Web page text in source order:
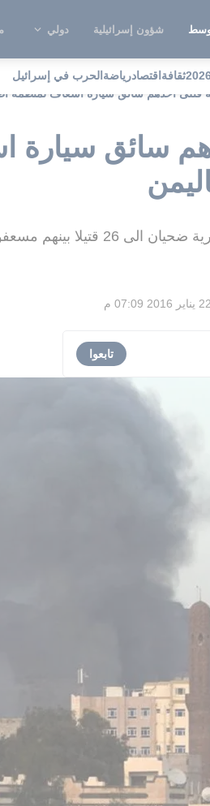
شؤون إسرائيلية دولي
ثقافة اقتصادرياضة الحرب في إسرائيل
أحدهم سائق سيارة اسعاف لمنظمة
سائق سيارة
المسيرة الموالية للحوثيين
22 يناير 2016 07:09 م
تابعوا